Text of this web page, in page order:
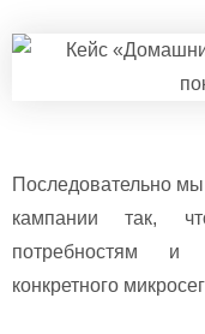
Последовательно
кампании так,
потребностям и
конкретного